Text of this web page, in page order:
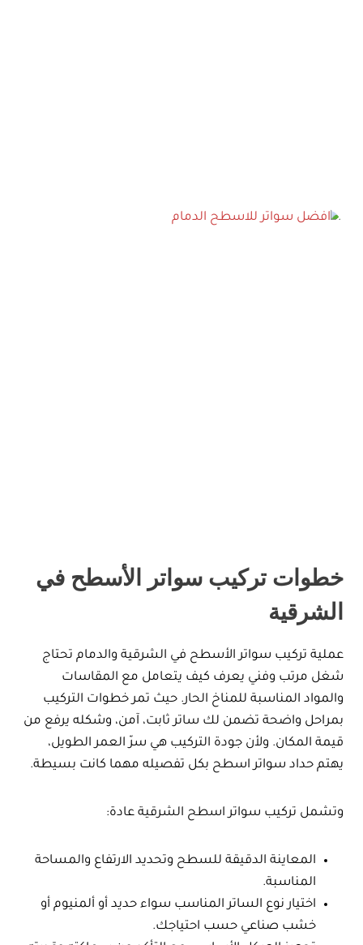
خطوات تركيب سواتر الأسطح في
الشرقية
عملية تركيب سواتر الأسطح في الشرقية والدمام تحتاج
شغل مرتب وفني يعرف كيف يتعامل مع المقاسات
والمواد المناسبة للمناخ الحار. حيث تمر خطوات التركيب
بمراحل واضحة تضمن لك ساتر ثابت، آمن، وشكله يرفع من
قيمة المكان. ولأن جودة التركيب هي سرّ العمر الطويل،
يهتم حداد سواتر اسطح بكل تفصيله مهما كانت بسيطة.
وتشمل تركيب سواتر اسطح الشرقية عادة:
المعاينة الدقيقة للسطح وتحديد الارتفاع والمساحة
المناسبة.
اختيار نوع الساتر المناسب سواء حديد أو ألمنيوم أو
خشب صناعي حسب احتياجك.